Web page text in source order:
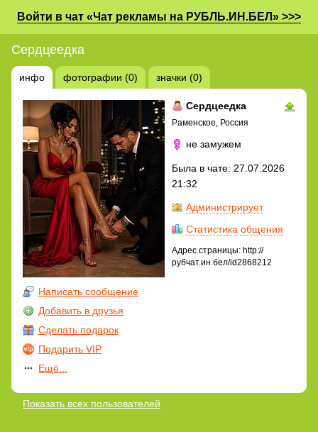
Войти в чат «Чат рекламы на РУБЛЬ.ИН.БЕЛ» >>>
Сердцеедка
инфо фотографии (0) значки (0)
Написать сообщение
Добавить в друзья
Сделать подарок
Подарить VIP
Ещё...
Сердцеедка
Раменское, Россия
не замужем
Была в чате: 27.07.2026
21:32
Администрирует
Статистика общения
Адрес страницы: http://
рубчат.ин.бел/id2868212
Показать всех пользователей